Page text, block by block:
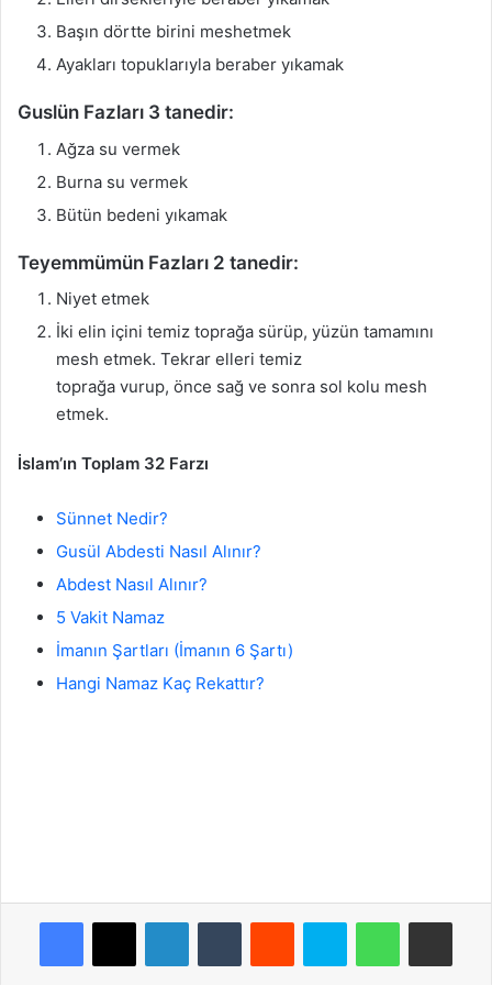
Başın dörtte birini meshetmek
Ayakları topuklarıyla beraber yıkamak
Guslün Fazları 3 tanedir:
Ağza su vermek
Burna su vermek
Bütün bedeni yıkamak
Teyemmümün Fazları 2 tanedir:
Niyet etmek
İki elin içini temiz toprağa sürüp, yüzün tamamını
mesh etmek. Tekrar elleri temiz
toprağa vurup, önce sağ ve sonra sol kolu mesh
etmek.
İslam’ın Toplam 32 Farzı
Sünnet Nedir?
Gusül Abdesti Nasıl Alınır?
Abdest Nasıl Alınır?
5 Vakit Namaz
İmanın Şartları (İmanın 6 Şartı)
Hangi Namaz Kaç Rekattır?